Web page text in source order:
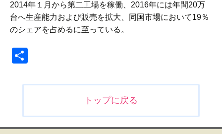
2014年１月から第二工場を稼働、2016年には年間20万
台へ生産能力および販売を拡大、同国市場において19％
のシェアを占めるに至っている。
ビ
トップに戻る